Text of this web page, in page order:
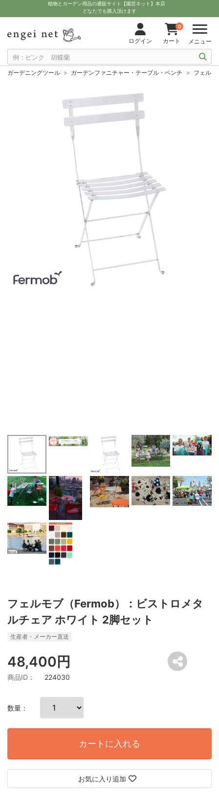
植物とガーデン用品の通販サイト【園芸ネット】本店
どなたでも購入頂けます
ログイン
0
カート メニュー
ガーデニングツール ガーデンファニチャー・テーブル・ベンチ フェル
フェルモブ（Fermob）：ビストロメタ
ルチェア ホワイト 2脚セット
生産者・メーカー直送
48,400円
商品ID： 224030
数量：
カートに入れる
お気に入り追加